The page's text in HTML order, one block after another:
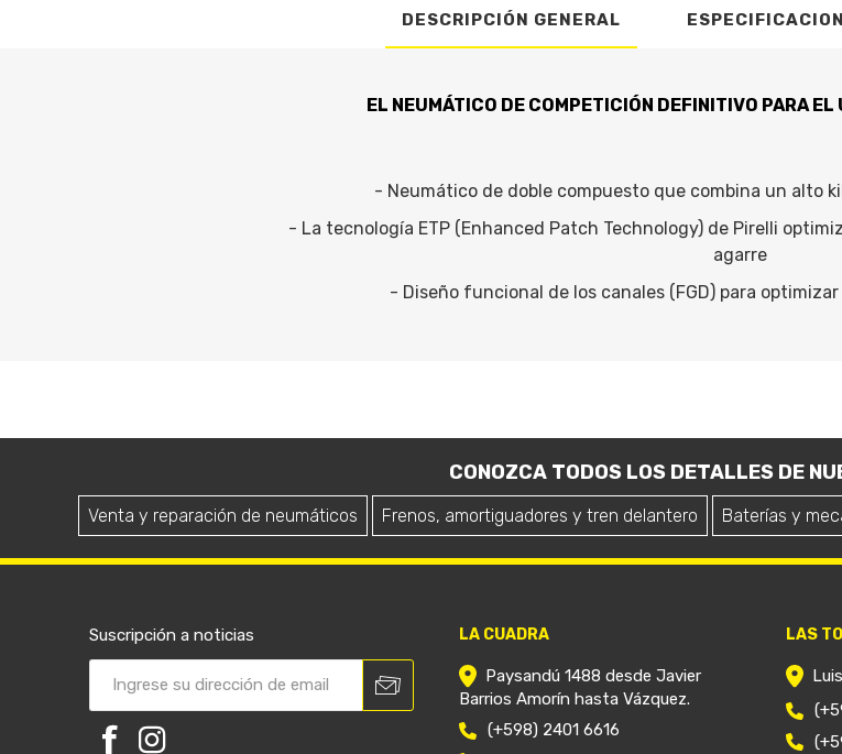
DESCRIPCIÓN GENERAL
EL NEUMÁTICO DE COMPETICIÓN DEFINITIVO PARA
- Neumático de doble compuesto que combina un alto
- La tecnología ETP (Enhanced Patch Technology) de Pirelli
agarre
- Diseño funcional de los canales (FGD) para
CONOZCA TODOS LOS DETALLES DE
Venta y reparación de neumáticos Frenos, amortiguadores y tren delantero Baterías y
Suscripción a noticias LA CUADRA
Paysandú 1488 desde Javier
Barrios Amorín hasta Vázquez.
(+598) 2401 6616
LAS